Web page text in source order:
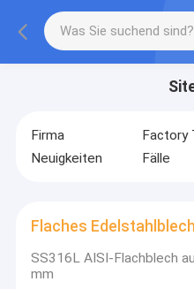
Firma Factory
Neuigkeiten
Fälle
Flaches Edelstahlblech
SS316L AISI-Flachblech
mm